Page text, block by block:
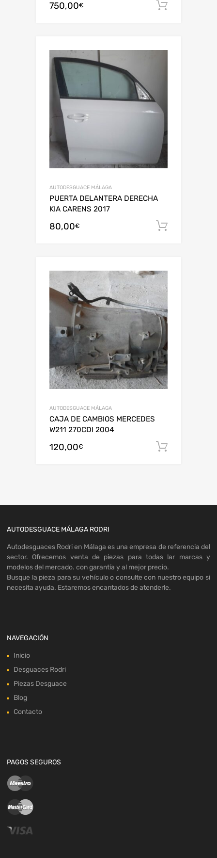
750,00€
AUTODESGUACE MÁLAGA
PUERTA DELANTERA DERECHA
KIA CARENS 2017
80,00€
AUTODESGUACE MÁLAGA
CAJA DE CAMBIOS MERCEDES
W211 270CDI 2004
120,00€
AUTODESGUACE MÁLAGA RODRI
Autodesguaces Rodri en Málaga es una empresa de referencia del
sector. Ofrecemos venta de piezas para todas lar marcas y
modelos del mercado. con garantía y al mejor precio.
Busque la pieza para su vehículo o consulte con nuestro equipo si
necesita ayuda. Estaremos encantados de atenderle.
NAVEGACIÓN
Inicio
Desguaces Rodri
Piezas Desguace
Blog
Contacto
PAGOS SEGUROS